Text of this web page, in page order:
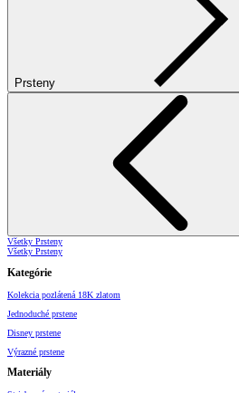
Prsteny
Všetky Prsteny
Všetky Prsteny
Kategórie
Kolekcia pozlátená 18K zlatom
Jednoduché prstene
Disney prstene
Výrazné prstene
Materiály